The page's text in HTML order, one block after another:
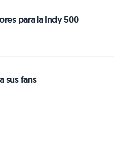
para la Indy 500
sus fans